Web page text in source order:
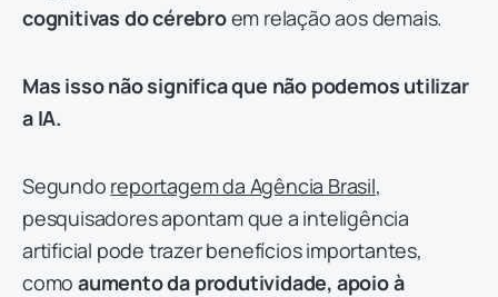
cognitivas do cérebroem relação aos demais.
Mas isso não significa que não podemos utilizar
a IA.
Segundo reportagem da Agência Brasil,
pesquisadores apontam que a inteligência
artificial pode trazer benefícios importantes,
como aumento da produtividade, apoio à